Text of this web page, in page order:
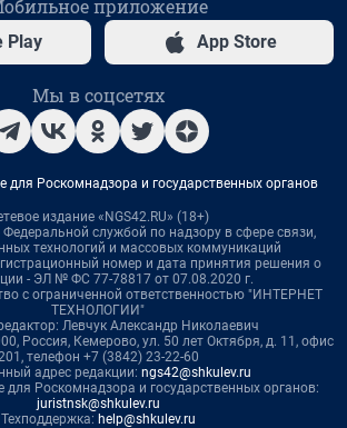
приложение
Play App Store
Мы в соцсетях
для Роскомнадзора и государственных органов
издание «NGS42.RU» (18+)
службой по надзору в сфере связи,
технологий и массовых коммуникаций
номер и дата принятия решения о
- ЭЛ № ФС 77-78817 от 07.08.2020 г.
с ограниченной ответственностью "ИНТЕРНЕТ
ТЕХНОЛОГИИ"
Левчук Александр Николаевич
Россия, Кемерово, ул. 50 лет Октября, д. 11, офис
телефон +7 (3842) 23-22-60
адрес редакции: ngs42@shkulev.ru
для Роскомнадзора и государственных органов:
juristnsk@shkulev.ru
Техподдержка: help@shkulev.ru